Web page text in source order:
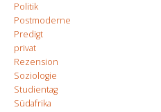
Politik
Postmoderne
Predigt
privat
Rezension
Soziologie
Studientag
Südafrika